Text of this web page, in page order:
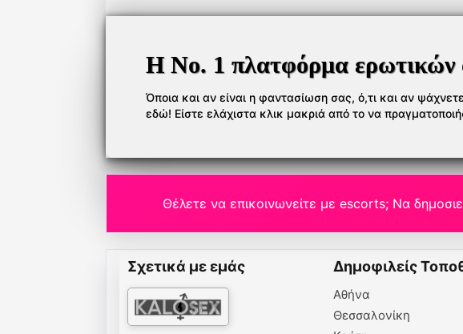
Η Νο. 1 πλατφόρμα ερωτικών
Όποια και αν είναι η φαντασίωση σας, ό,τι και αν
εδώ! Είστε ελάχιστα κλικ μακριά από το να
Θέλετε να επικοινωνείτε με escorts; Να
Σχετικά με εμάς Δημοφιλείς
Αθήνα
Θεσσαλονίκη